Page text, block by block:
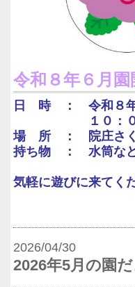
令和８年６月
日 時 ： 令和８年
１０：００～
場 所 ： 院庄さく
持ち物 ： 水筒な
気軽に遊びに来てく
2026/04/30
2026年5月の園